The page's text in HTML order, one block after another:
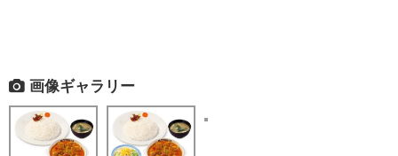
画像ギャラリー